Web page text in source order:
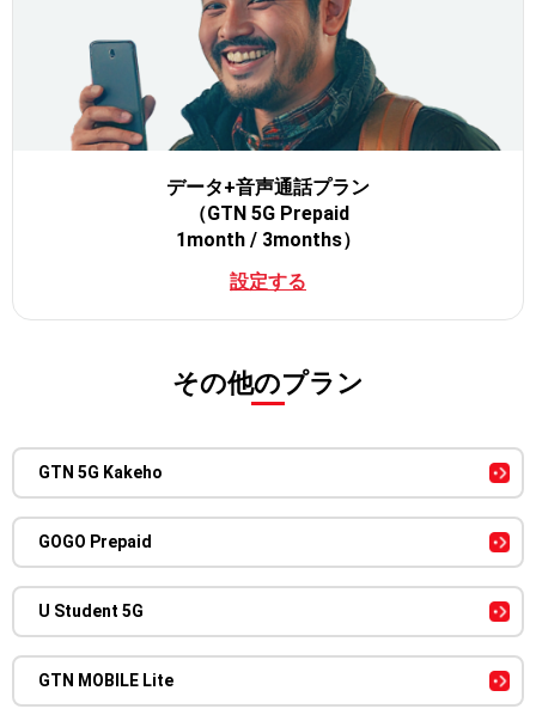
データ+音声通話プラン
（GTN 5G Prepaid
1month / 3months）
設定する
その他のプラン
GTN 5G Kakeho
GOGO Prepaid
U Student 5G
GTN MOBILE Lite